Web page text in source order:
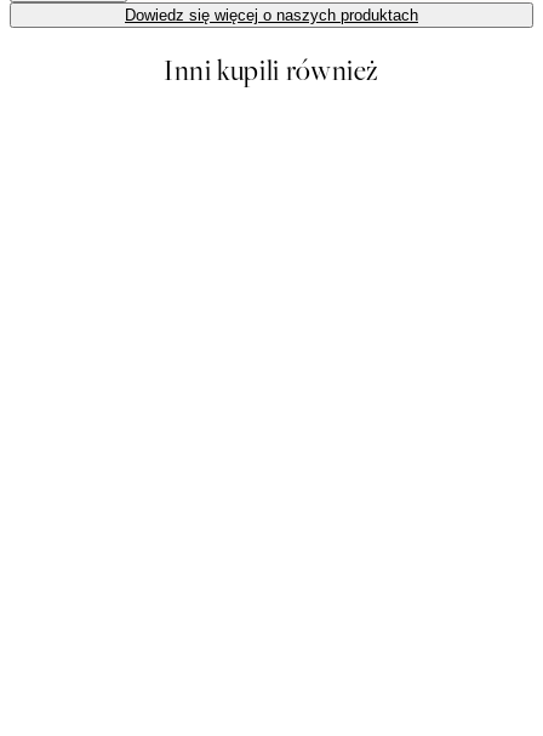
Dowiedz się więcej o naszych produktach
Inni kupili również